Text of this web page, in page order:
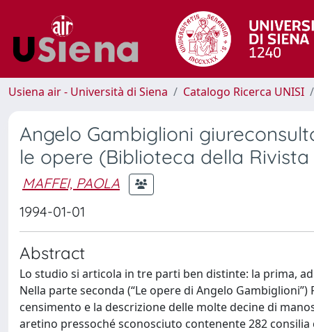
Usiena air - Università di Siena Catalogo Ricerca UNISI
Angelo Gambiglioni
le opere (Biblioteca della
MAFFEI, PAOLA
1994-01-01
Abstract
Lo studio si articola in tre parti ben distinte: la prima,
Nella parte seconda (“Le opere di Angelo
censimento e la descrizione delle molte decine di
aretino pressoché sconosciuto contenente 282